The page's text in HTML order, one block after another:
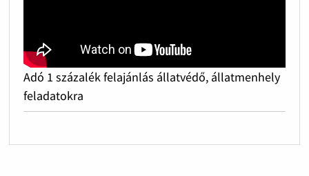
Adó 1 százalék felajánlás állatvédő, állatmenhely
feladatokra